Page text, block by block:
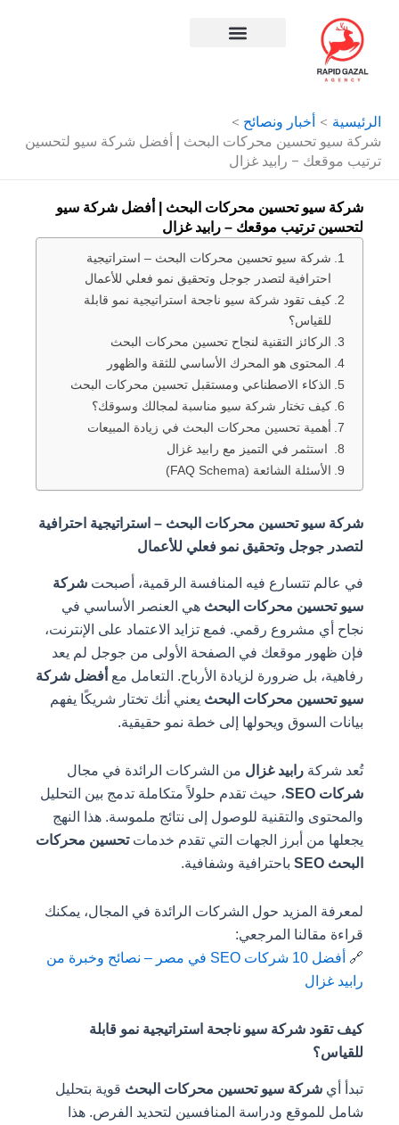
الرئيسية
أخبار ونصائح
شركة سيو تحسين محركات البحث | أفضل شركة سيو لتحسين
ترتيب موقعك – رابيد غزال
شركة سيو تحسين محركات البحث | أفضل شركة سيو
لتحسين ترتيب موقعك – رابيد غزال
شركة سيو تحسين محركات البحث – استراتيجية
احترافية لتصدر جوجل وتحقيق نمو فعلي للأعمال
كيف تقود شركة سيو ناجحة استراتيجية نمو قابلة
للقياس؟
الركائز التقنية لنجاح تحسين محركات البحث
المحتوى هو المحرك الأساسي للثقة والظهور
الذكاء الاصطناعي ومستقبل تحسين محركات البحث
كيف تختار شركة سيو مناسبة لمجالك وسوقك؟
أهمية تحسين محركات البحث في زيادة المبيعات
استثمر في التميز مع رابيد غزال
الأسئلة الشائعة (FAQ Schema)
شركة سيو تحسين محركات البحث – استراتيجية احترافية
لتصدر جوجل وتحقيق نمو فعلي للأعمال
في عالم تتسارع فيه المنافسة الرقمية، أصبحتشركة
سيو تحسين محركات البحثهي العنصر الأساسي في
نجاح أي مشروع رقمي. فمع تزايد الاعتماد على الإنترنت،
فإن ظهور موقعك في الصفحة الأولى من جوجل لم يعد
رفاهية، بل ضرورة لزيادة الأرباح. التعامل معأفضل شركة
سيو تحسين محركات البحثيعني أنك تختار شريكًا يفهم
بيانات السوق ويحولها إلى خطة نمو حقيقية.
تُعد شركةرابيد غزال من الشركات الرائدة في مجال
شركات SEO
، حيث تقدم حلولاً متكاملة تدمج بين التحليل
والمحتوى والتقنية للوصول إلى نتائج ملموسة. هذا النهج
يجعلها من أبرز الجهات التي تقدم خدماتتحسين محركات
البحث SEO
باحترافية وشفافية.
لمعرفة المزيد حول الشركات الرائدة في المجال، يمكنك
قراءة مقالنا المرجعي:
أفضل 10 شركات SEO في مصر – نصائح وخبرة من
رابيد غزال
كيف تقود شركة سيو ناجحة استراتيجية نمو قابلة
للقياس؟
تبدأ أي شركة سيو تحسين محركات البحثقوية بتحليل
شامل للموقع ودراسة المنافسين لتحديد الفرص. هذا